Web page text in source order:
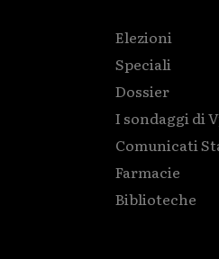
Elezioni
Speciali
Dossier
I sondaggi di
Comunicati
Farmacie
Biblioteche